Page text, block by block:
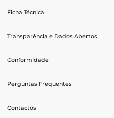
Ficha Técnica
Transparência e Dados Abertos
Conformidade
Perguntas Frequentes
Contactos